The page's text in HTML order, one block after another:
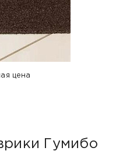
цена
Гумибо